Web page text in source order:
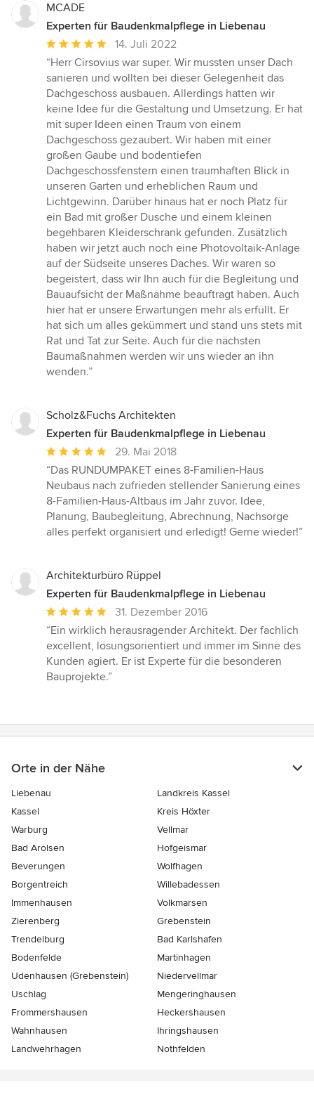
MCADE
Experten für Baudenkmalpflege in Liebenau
Durchschnittliche
Bewertung:
5
von
5
Sternen
14. Juli 2022
“Herr Cirsovius war super. Wir mussten unser Dach
sanieren und wollten bei dieser Gelegenheit das
Dachgeschoss ausbauen. Allerdings hatten wir
keine Idee für die Gestaltung und Umsetzung. Er hat
mit super Ideen einen Traum von einem
Dachgeschoss gezaubert. Wir haben mit einer
großen Gaube und bodentiefen
Dachgeschossfenstern einen traumhaften Blick in
unseren Garten und erheblichen Raum und
Lichtgewinn. Darüber hinaus hat er noch Platz für
ein Bad mit großer Dusche und einem kleinen
begehbaren Kleiderschrank gefunden. Zusätzlich
haben wir jetzt auch noch eine Photovoltaik-Anlage
auf der Südseite unseres Daches. Wir waren so
begeistert, dass wir Ihn auch für die Begleitung und
Bauaufsicht der Maßnahme beauftragt haben. Auch
hier hat er unsere Erwartungen mehr als erfüllt. Er
hat sich um alles gekümmert und stand uns stets mit
Rat und Tat zur Seite. Auch für die nächsten
Baumaßnahmen werden wir uns wieder an ihn
wenden.”
Scholz&Fuchs Architekten
Experten für Baudenkmalpflege in Liebenau
Durchschnittliche
Bewertung:
5
von
5
Sternen
29. Mai 2018
“Das RUNDUMPAKET eines 8-Familien-Haus
Neubaus nach zufrieden stellender Sanierung eines
8-Familien-Haus-Altbaus im Jahr zuvor. Idee,
Planung, Baubegleitung, Abrechnung, Nachsorge
alles perfekt organisiert und erledigt! Gerne wieder!”
Architekturbüro Rüppel
Experten für Baudenkmalpflege in Liebenau
Durchschnittliche
Bewertung:
5
von
5
31. Dezember 2016
“Ein wirklich herausragender Architekt. Der fachlich
excellent, lösungsorientiert und immer im Sinne des
Kunden agiert. Er ist Experte für die besonderen
Bauprojekte.”
Orte in der Nähe
Liebenau
Landkreis Kassel
Kassel
Kreis Höxter
Warburg
Vellmar
Bad Arolsen
Hofgeismar
Beverungen
Wolfhagen
Borgentreich
Willebadessen
Immenhausen
Volkmarsen
Zierenberg
Grebenstein
Trendelburg
Bad Karlshafen
Bodenfelde
Martinhagen
Udenhausen (Grebenstein)
Niedervellmar
Uschlag
Mengeringhausen
Frommershausen
Heckershausen
Wahnhausen
Ihringshausen
Landwehrhagen
Nothfelden